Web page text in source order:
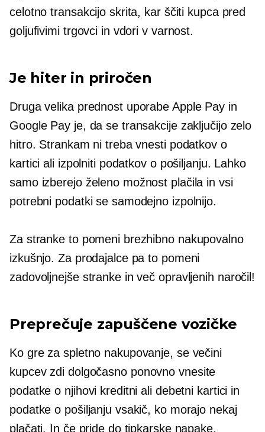
celotno transakcijo skrita, kar ščiti kupca pred
goljufivimi trgovci in vdori v varnost.
Je hiter in priročen
Druga velika prednost uporabe Apple Pay in
Google Pay je, da se transakcije zaključijo zelo
hitro. Strankam ni treba vnesti podatkov o
kartici ali izpolniti podatkov o pošiljanju. Lahko
samo izberejo želeno možnost plačila in vsi
potrebni podatki se samodejno izpolnijo.
Za stranke to pomeni brezhibno nakupovalno
izkušnjo. Za prodajalce pa to pomeni
zadovoljnejše stranke in več opravljenih naročil!
Preprečuje zapuščene vozičke
Ko gre za spletno nakupovanje, se večini
kupcev zdi dolgočasno ponovno vnesite
podatke o njihovi kreditni ali debetni kartici in
podatke o pošiljanju vsakič, ko morajo nekaj
plačati. In če pride do tipkarske napake,